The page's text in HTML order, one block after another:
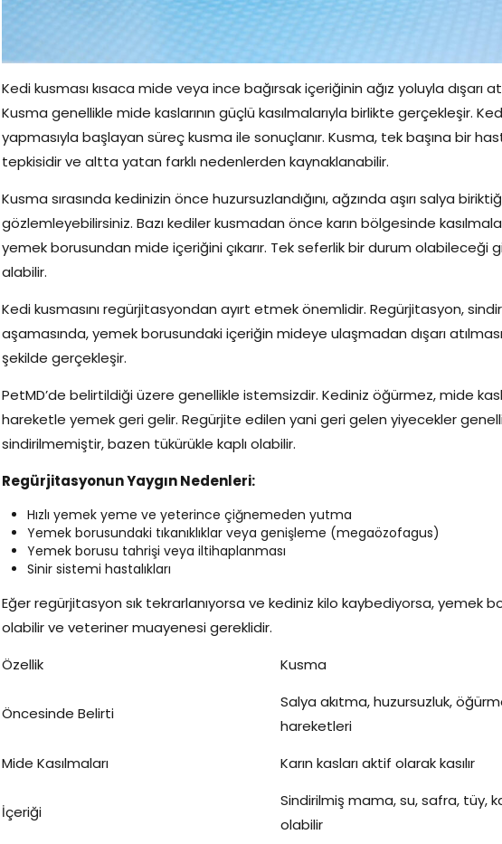
Kedi kusması kısaca mide veya ince bağırsak içeriğinin ağız yoluyla dışarı
Kusma genellikle mide kaslarının güçlü kasılmalarıyla birlikte gerçekleşir.
yapmasıyla başlayan süreç kusma ile sonuçlanır. Kusma, tek başına bir
tepkisidir ve altta yatan farklı nedenlerden kaynaklanabilir.
Kusma sırasında kedinizin önce huzursuzlandığını, ağzında aşırı salya
gözlemleyebilirsiniz. Bazı kediler kusmadan önce karın bölgesinde
yemek borusundan mide içeriğini çıkarır. Tek seferlik bir durum olabileceği
alabilir.
Kedi kusmasını regürjitasyondan ayırt etmek önemlidir. Regürjitasyon,
aşamasında, yemek borusundaki içeriğin mideye ulaşmadan dışarı
şekilde gerçekleşir.
PetMD’de belirtildiği üzere genellikle istemsizdir. Kediniz öğürmez, mide
hareketle yemek geri gelir. Regürjite edilen yani geri gelen yiyecekler
sindirilmemiştir, bazen tükürükle kaplı olabilir.
Regürjitasyonun Yaygın Nedenleri:
Hızlı yemek yeme ve yeterince çiğnemeden yutma
Yemek borusundaki tıkanıklıklar veya genişleme (megaözofagus)
Yemek borusu tahrişi veya iltihaplanması
Sinir sistemi hastalıkları
Eğer regürjitasyon sık tekrarlanıyorsa ve kediniz kilo kaybediyorsa, yemek
olabilir ve veteriner muayenesi gereklidir.
Özellik
Kusma
Öncesinde Belirti
Salya akıtma, huzursuzluk,
hareketleri
Mide Kasılmaları Karın kasları aktif olarak kasılır
İçeriği
Sindirilmiş mama, su, safra, tüy,
olabilir